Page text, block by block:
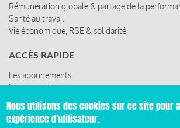
Rémunération globale & partage de la
Santé au travail
Vie économique, RSE & solidarité
ACCÈS RAPIDE
Les abonnements
Les rencontres
Les ressources
Nous utilisons des cookies sur ce site pour
expérience d'utilisateur.